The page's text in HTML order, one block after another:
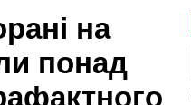
на
понад